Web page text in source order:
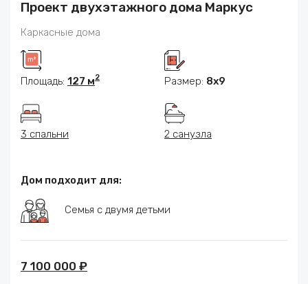
Проект двухэтажного дома Маркус
Каркасные дома
Площадь: 127 м2 Размер: 8x9
3 спальни 2 санузла
Дом подходит для:
Семья с двумя детьми
7 100 000 ₽